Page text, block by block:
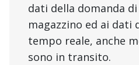
dati della domanda
magazzino ed ai
tempo reale, anche
sono in transito.